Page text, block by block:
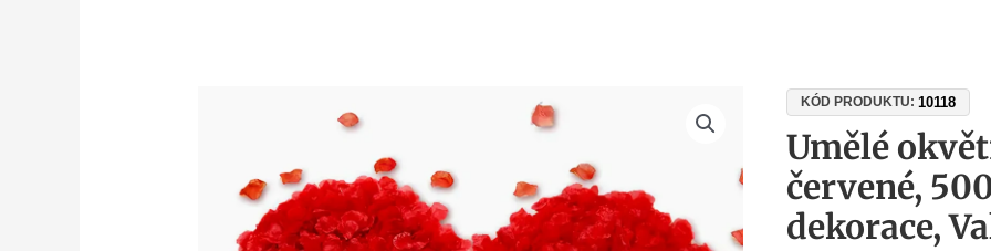
KÓD PRODUKTU:10118
Umělé
červené,
dekorace,
Umělé
okvětní
lístky
růží,
červené,
500